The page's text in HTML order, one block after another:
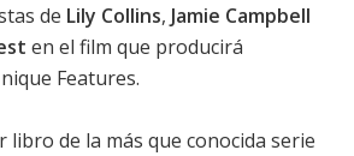
de Lily Collins, Jamie Campbell
en el film que producirá
Features.
libro de la más que conocida serie